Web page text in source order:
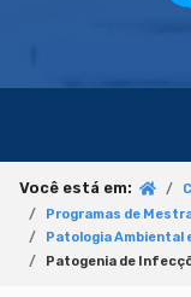
Você está em:
Programas de
Patologia Ambiental
Patogenia de